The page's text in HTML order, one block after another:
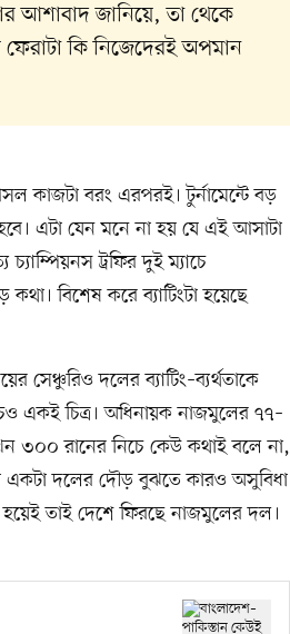
আশাবাদ জানিয়ে, তা থেকে
কি নিজেদেরই অপমান
কাজটা বরং এরপরই। টুর্নামেন্টে বড়
এটা যেন মনে না হয় যে এই আসাটা
ট্রফির দুই ম্যাচে
বিশেষ করে ব্যাটিংটা হয়েছে
সেঞ্চুরিও দলের ব্যাটিং–ব্যর্থতাকে
একই চিত্র। অধিনায়ক নাজমুলের ৭৭–
৩০০ রানের নিচে কেউ কথাই বলে না,
একটা দলের দৌড় বুঝতে কারও অসুবিধা
হয়েই তাই দেশে ফিরছে নাজমুলের দল।